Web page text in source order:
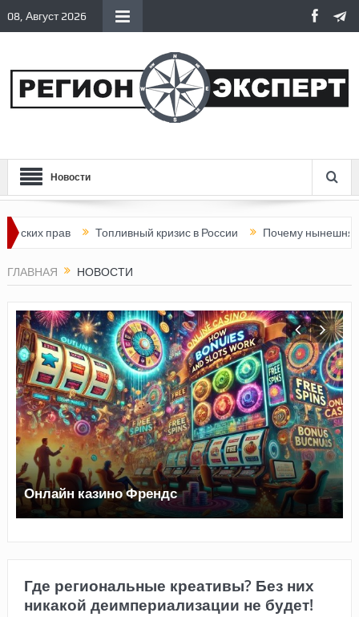
08, Август 2026
Новости
Топливный кризис в России Почему нынешняя Россия
ГЛАВНАЯ НОВОСТИ
Онлайн казино Френдс
Где региональные креативы? Без них
никакой деимпериализации не будет!